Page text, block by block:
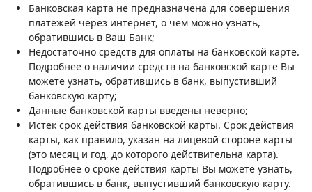
Банковская карта не предназначена для совершения
платежей через интернет, о чем можно узнать,
обратившись в Ваш Банк;
Недостаточно средств для оплаты на банковской карте.
Подробнее о наличии средств на банковской карте Вы
можете узнать, обратившись в банк, выпустивший
банковскую карту;
Данные банковской карты введены неверно;
Истек срок действия банковской карты. Срок действия
карты, как правило, указан на лицевой стороне карты
(это месяц и год, до которого действительна карта).
Подробнее о сроке действия карты Вы можете узнать,
обратившись в банк, выпустивший банковскую карту.